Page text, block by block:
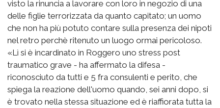
visto la rinuncia a lavorare con loro in negozio di una
delle figlie terrorizzata da quanto capitato; un uomo
che non ha più potuto contare sulla presenza dei nipoti
nel retro perchè ritenuto un luogo ormai pericoloso.
«Lì si è incardinato in Roggero uno stress post
traumatico grave - ha affermato la difesa -
riconosciuto da tutti e 5 fra consulenti e perito, che
spiega la reazione dell'uomo quando, sei anni dopo, si
è trovato nella stessa situazione ed è riaffiorata tutta la